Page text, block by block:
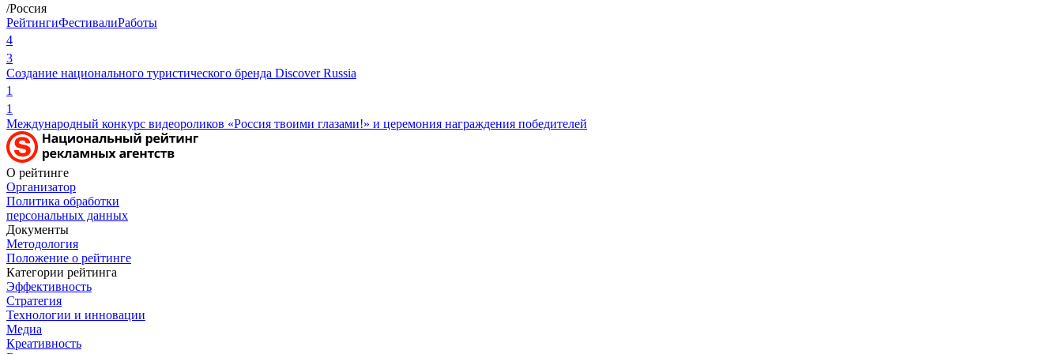
/Россия
РейтингиФестивалиРаботы
4
3
Создание национального туристического бренда Discover Russia
1
1
Международный конкурс видеороликов «Россия твоими глазами!» и церемония награждения победителей
О рейтинге
Организатор
Политика обработки
персональных данных
Документы
Методология
Положение о рейтинге
Категории рейтинга
Эффективность
Стратегия
Технологии и инновации
Медиа
Креативность